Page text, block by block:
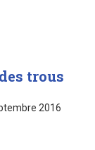
trous
2016